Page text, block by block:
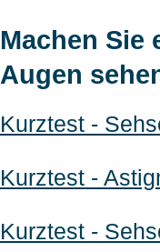
Machen Sie
Augen
Kurztest -
Kurztest -
Kurztest -